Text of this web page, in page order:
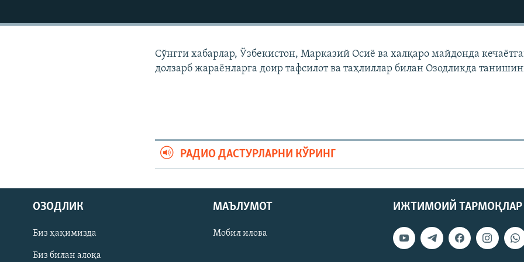
На русском
ИЖТИМОИЙ ТАРМОҚЛАР
Сўнгги хабарлар, Ўзбекистон, Марказий Осиë ва халқаро майдонда
долзарб жараëнларга доир тафсилот ва таҳлиллар билан Озодликда
РАДИО ДАСТУРЛАРНИ КЎРИНГ
ИЖТИМОИЙ ТАРМОҚЛАР
ОЗОДЛИК
Биз ҳақимизда
Биз билан алоқа
МАЪЛУМОТ
Мобил илова